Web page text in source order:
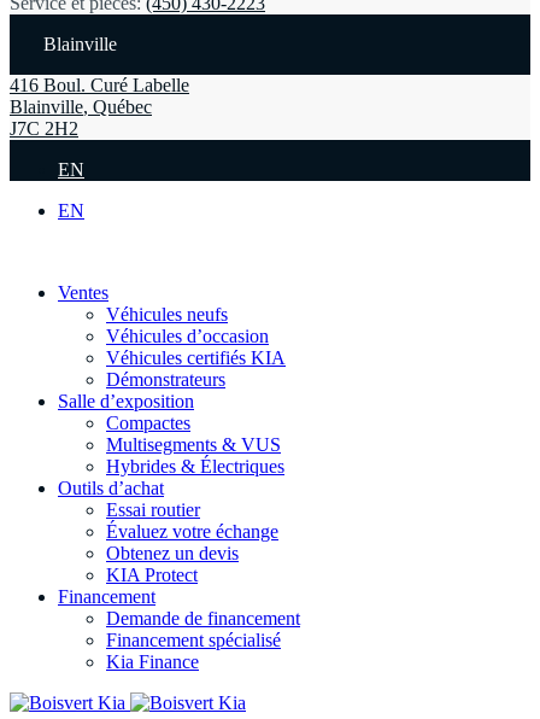
Blainville
416 Boul. Curé Labelle
Blainville, Québec
J7C 2H2
EN
EN
Ventes
Véhicules neufs
Véhicules d’occasion
Véhicules certifiés KIA
Démonstrateurs
Salle d’exposition
Compactes
Multisegments & VUS
Hybrides & Électriques
Outils d’achat
Essai routier
Évaluez votre échange
Obtenez un devis
KIA Protect
Financement
Demande de financement
Financement spécialisé
Kia Finance